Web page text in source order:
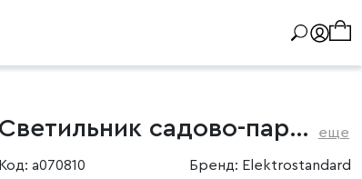
Светильник садово-парковый светодиодный Firenze черный еще
Код: a070810 Бренд: Elektrostandard